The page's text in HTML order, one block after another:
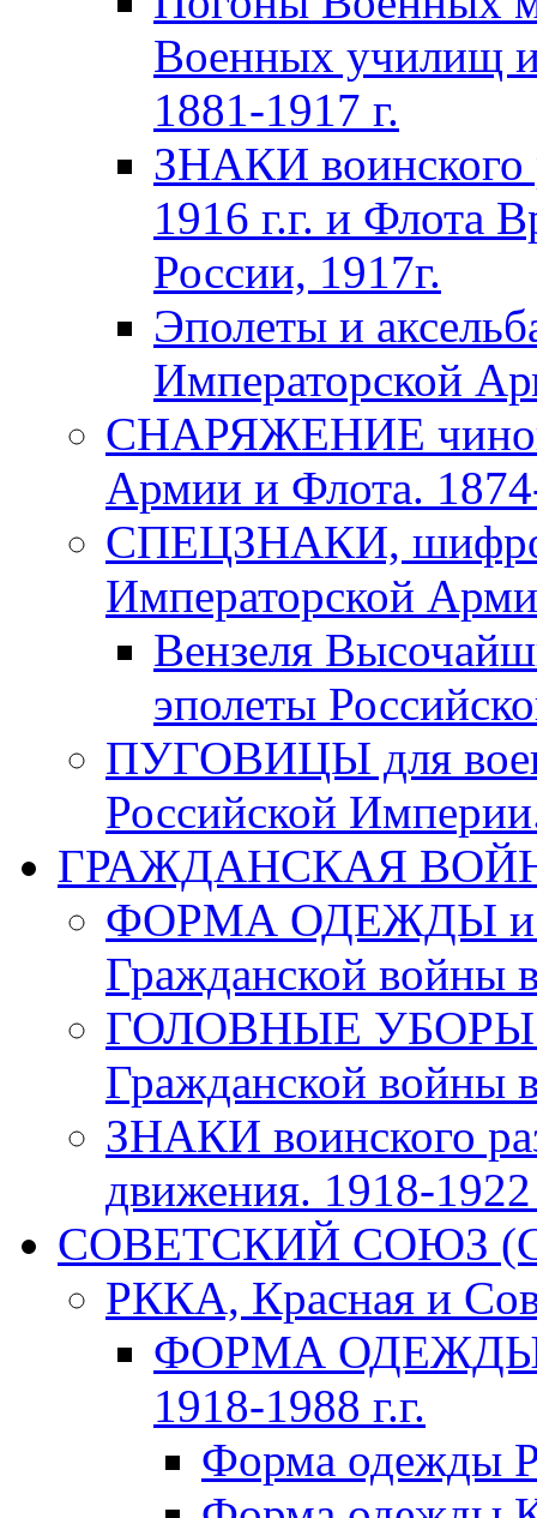
Военных училищ
1881-1917 г.
ЗНАКИ воинского
1916 г.г. и Флота
России, 1917г.
Эполеты и
Императорской
СНАРЯЖЕНИЕ чинов
Армии и Флота.
СПЕЦЗНАКИ,
Императорской
Вензеля
эполеты
ПУГОВИЦЫ для
Российской
ГРАЖДАНСКАЯ ВОЙНА
ФОРМА ОДЕЖДЫ и
Гражданской войны
ГОЛОВНЫЕ УБОРЫ
Гражданской войны
ЗНАКИ воинского
движения. 1918-1922
СОВЕТСКИЙ СОЮЗ
РККА, Красная и
ФОРМА ОДЕЖДЫ
1918-1988 г.г.
Форма одежды